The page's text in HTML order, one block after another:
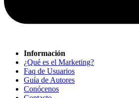
Información
¿Qué es el Marketing?
Faq de Usuarios
Guía de Autores
Conócenos